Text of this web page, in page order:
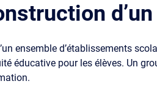
ensemble d’établissements
éducative pour les élèves. Un